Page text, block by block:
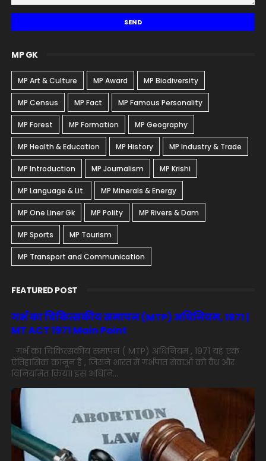
MP GK
MP Art & Culture MP Award MP Biodiversity
MP Census MP Fact MP Famous Personality
MP Forest MP Formation MP Geography
MP Health & Education MP History MP Industry & Trade
MP Introduction MP Journalism MP Krishi
MP Language & Lit. MP Minerals & Energy
MP One Liner Gk MP Polity MP Rivers & Dam
MP Sports MP Tourism
MP Transport and Communication
FEATURED POST
गर्भ का चिकित्सकीय समापन (MTP) अधिनियम, 1971 |
MT ACT 1971 Main Point
गर्भ का चिकित्सकीय समापन ( MTP) अधिनियम , 1971 यह एक
ऐतिहासिक कानून है , जिसने भारत में गर्भपात सेवाओं को वैध और
विनियमित किया। इस अधिनि...